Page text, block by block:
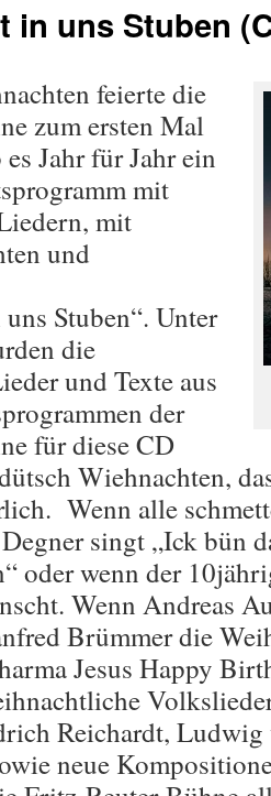
in uns Stuben
feierte die
zum ersten Mal
Jahr für Jahr ein
mit
mit
und
Stuben“. Unter
die
und Texte aus
der
für diese CD
Wiehnachten,
Wenn alle
singt „Ick bün
oder wenn der
Wenn Andreas
Brümmer die
Jesus Happy
Reichardt, Ludwig
neue